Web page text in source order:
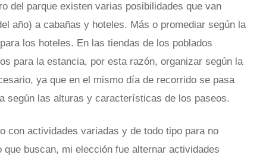
del parque existen varias posibilidades que van
año) a cabañas y hoteles. Más o promediar según la
los hoteles. En las tiendas de los poblados
para la estancia, por esta razón, organizar según la
ya que en el mismo día de recorrido se pasa
según las alturas y características de los paseos.
con actividades variadas y de todo tipo para no
buscan, mi elección fue alternar actividades